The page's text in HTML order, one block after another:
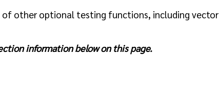
of other optional testing functions, including vector
information below on this page.